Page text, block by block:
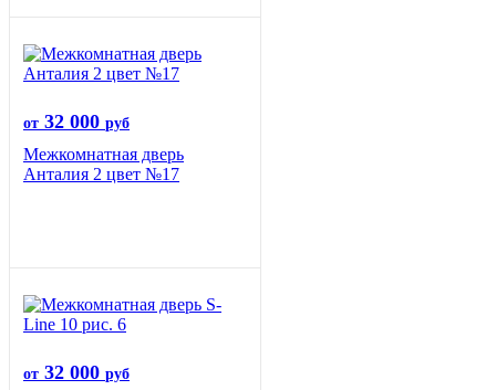
от 32 000 руб
Межкомнатная дверь
Анталия 2 цвет №17
от 32 000 руб